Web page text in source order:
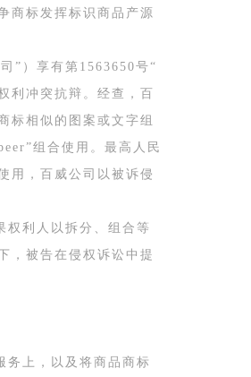
商标发挥标识商品产源
”）享有第1563650号“
利冲突抗辩。经查，百
标相似的图案或文字组
组合使用。最高人民
用，百威公司以被诉侵
权利人以拆分、组合等
，被告在侵权诉讼中提
务上，以及将商品商标